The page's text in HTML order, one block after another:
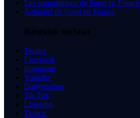
Les compétitions de Sport en France
Actualité de Sport en France
Réseaux sociaux
Twitter
Facebook
Instagram
Youtube
Dailymotion
Tik Tok
Linkedin
Twitch